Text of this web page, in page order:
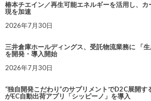
椿本チエイン／再生可能エネルギーを活用し、
現を加速
2026年7月30日
三井倉庫ホールディングス、受託物流業務に 「生
を開発・導入開始
2026年7月30日
“独自開発こだわり”のサプリメントでD2C展開す
がEC自動出荷アプリ「シッピーノ」を導入